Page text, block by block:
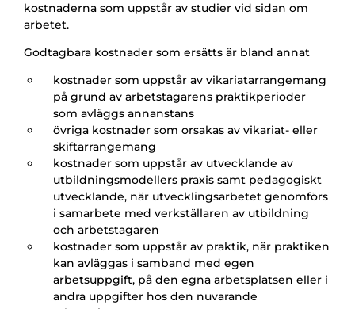
kostnaderna som uppstår av studier vid sidan om
arbetet.
Godtagbara kostnader som ersätts är bland annat
kostnader som uppstår av vikariatarrangemang
på grund av arbetstagarens praktikperioder
som avläggs annanstans
övriga kostnader som orsakas av vikariat- eller
skiftarrangemang
kostnader som uppstår av utvecklande av
utbildningsmodellers praxis samt pedagogiskt
utvecklande, när utvecklingsarbetet genomförs
i samarbete med verkställaren av utbildning
och arbetstagaren
kostnader som uppstår av praktik, när praktiken
kan avläggas i samband med egen
arbetsuppgift, på den egna arbetsplatsen eller i
andra uppgifter hos den nuvarande